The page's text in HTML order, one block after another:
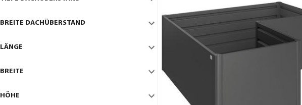
BREITE DACHÜBERSTAND
LÄNGE
BREITE
HÖHE